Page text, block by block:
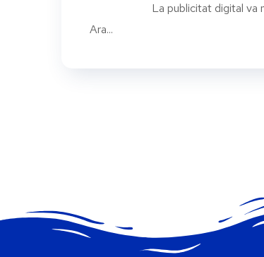
La publicitat digital va més
Ara...